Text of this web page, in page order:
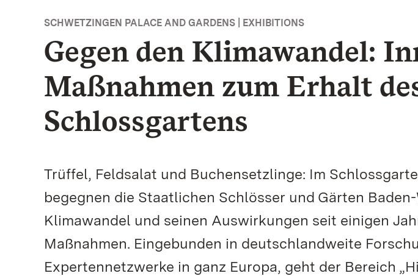
SCHWETZINGEN PALACE AND GARDENS | EXHIBITIONS
Gegen den Klimawandel:
Maßnahmen zum Erhalt
Schlossgartens
Trüffel, Feldsalat und Buchensetzlinge: Im
begegnen die Staatlichen Schlösser und Gärten
Klimawandel und seinen Auswirkungen seit einigen
Maßnahmen. Eingebunden in deutschlandweite
Expertennetzwerke in ganz Europa, geht der Bereich